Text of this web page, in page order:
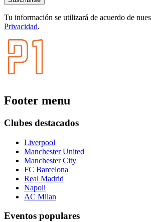
Tu información se utilizará de acuerdo de
Privacidad.
Footer menu
Clubes destacados
Liverpool
Manchester United
Manchester City
FC Barcelona
Real Madrid
Napoli
AC Milan
Eventos populares